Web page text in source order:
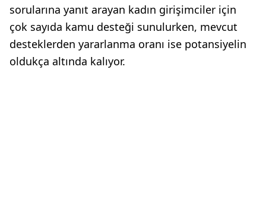
sorularına yanıt arayan kadın girişimciler için
çok sayıda kamu desteği sunulurken, mevcut
desteklerden yararlanma oranı ise potansiyelin
oldukça altında kalıyor.